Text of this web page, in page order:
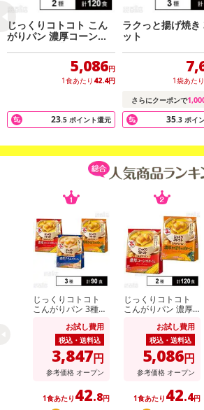
【割るだけスープ 町の中華スープ】
じっくりコトコト こん
がりパン 濃厚コーンポ
5,086円
1食あたり 42.4円
23.5 ポイント還元
ラクっと揚げ焼き
ット
1袋あたり
さらにクーポンで
35.3 ポイ
じっくりコトコト
こんがりパン 3種セ
タージュ / 濃厚かぼ
ちゃポタージュ / 濃
厚クラムポタージュ
お試し費用
税込・送料込
3,847円
参考価格 オープン
1食あたり 42.8円
じっくりコトコト
こんがりパン 濃厚
濃厚かぼちゃポター
お試し費用
税込・送料込
5,086円
参考価格 オープン
1食あたり 42.4円